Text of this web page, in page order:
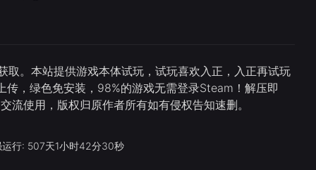
。本站提供游戏本体试玩，试玩喜欢入正，入正再试玩
，绿色免安装，98%的游戏无需登录Steam！解压即
使用，版权归原作者所有如有侵权告知速删。
行: 507天1小时42分31秒